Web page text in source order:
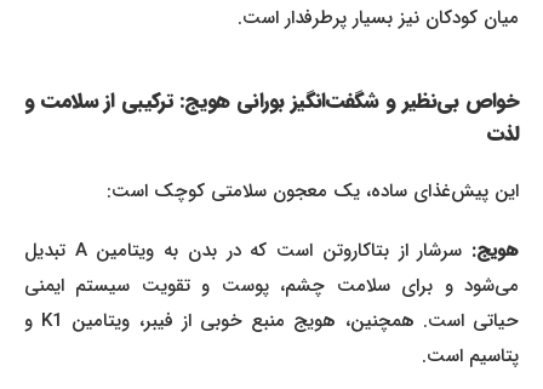
میان کودکان نیز بسیار پرطرفدار است.
خواص بی‌نظیر و شگفت‌انگیز بورانی هویج: ترکیبی از سلامت و
لذت
این پیش‌غذای ساده، یک معجون سلامتی کوچک است:
هویج:
سرشار از بتاکاروتن است که در بدن به ویتامین A تبدیل
می‌شود و برای سلامت چشم، پوست و تقویت سیستم ایمنی
حیاتی است. همچنین، هویج منبع خوبی از فیبر، ویتامین K1 و
پتاسیم است.